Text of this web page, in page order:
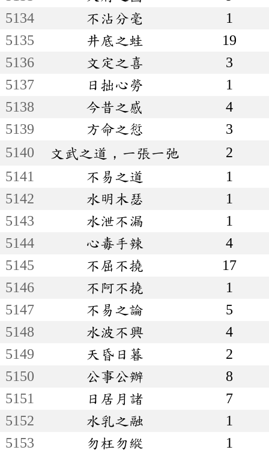
5134
不沾分毫
1
5135
井底之蛙
19
5136
文定之喜
3
5137
日拙心勞
1
5138
今昔之感
4
5139
方命之愆
3
5140
文武之道，一張一弛
2
5141
不易之道
1
5142
水明木瑟
1
5143
水泄不漏
1
5144
心毒手辣
4
5145
不屈不撓
17
5146
不阿不撓
1
5147
不易之論
5
5148
水波不興
4
5149
天昏日暮
2
5150
公事公辦
8
5151
日居月諸
7
5152
水乳之融
1
5153
勿枉勿縱
1